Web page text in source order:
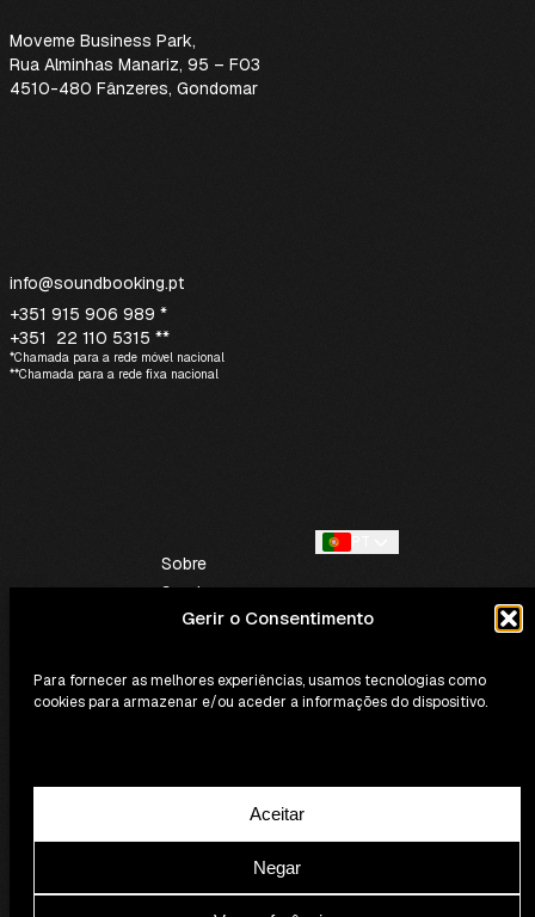
Gerir o Consentimento
Para fornecer as melhores experiências, usamos tecnologias como
cookies para armazenar e/ou aceder a informações do dispositivo.
Aceitar
Negar
Moveme Business Park,
Rua Alminhas Manariz, 95 – F03
4510-480 Fânzeres, Gondomar
info@soundbooking.pt
+351 915 906 989 *
+351 22 110 5315 **
*Chamada para a rede móvel nacional
**Chamada para a rede fixa nacional
Sobre
Serviços
Contactos
Política de Privacidade e Cookies